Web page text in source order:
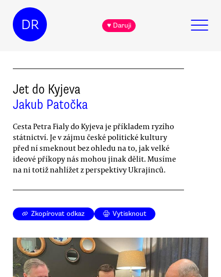
DR ♥ Daruji
Jet do Kyjeva
Jakub Patočka
Cesta Petra Fialy do Kyjeva je příkladem ryzího
státnictví. Je v zájmu české politické kultury
před ní smeknout bez ohledu na to, jak velké
ideové příkopy nás mohou jinak dělit. Musíme
na ni totiž nahlížet z perspektivy Ukrajinců.
Zkopírovat odkaz Vytisknout